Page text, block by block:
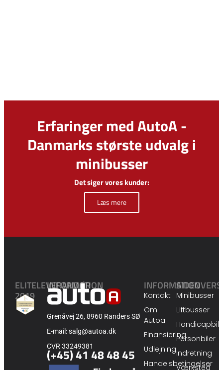
Erfaringer med AutoA -
Danmarks største udvalg i
minibusser
Det siger vores kunder:
Læs mere
Minibusser
Liftbusser
Personbiler
Indretning
Værksted
INFORMATION
Kontakt
Om
Autoa
Finansiering
Udlejning
Handelsbetingelser
INFORMATION
Grenåvej 26, 8960 Randers SØ
E-mail: salg@autoa.dk
CVR 33249381
(+45) 41 48 48 45
ELITELEVERANDØR
2019